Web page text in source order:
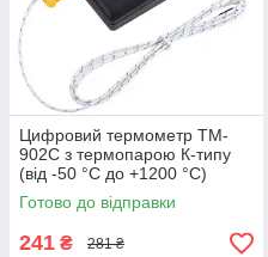
Цифровий термометр TM-
902C з термопарою К-типу
(від -50 °C до +1200 °C)
Готово до відправки
241 ₴ 281 ₴